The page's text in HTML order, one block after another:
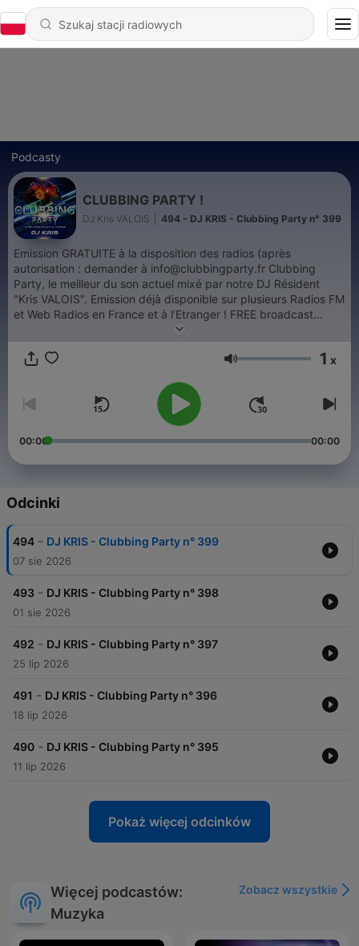
Podcasty
CLUBBING PARTY !
DJ Kris VALOIS 494 - DJ KRIS - Clubbing Party n° 399
Emission GRATUITE à la disposition des radios (après
autorisation : demander à info@clubbingparty.fr Clubbing
Party, le meilleur du son actuel mixé par notre DJ Résident
"Kris VALOIS". Emission déjà disponible sur plusieurs Radios FM
et Web Radios en France et à l’Etranger ! FREE broadcast
available to radio stations (Authorization required: request at
contemporary music, mixed by our Resident DJ "Kris VALOIS".
radio stations in France and abroad!
Głośność 1 x
00:00 00:00
Odcinki
494 - DJ KRIS - Clubbing Party n° 399
07 sie 2026
493 - DJ KRIS - Clubbing Party n° 398
01 sie 2026
492 - DJ KRIS - Clubbing Party n° 397
25 lip 2026
491 - DJ KRIS - Clubbing Party n° 396
18 lip 2026
490 - DJ KRIS - Clubbing Party n° 395
11 lip 2026
Pokaż więcej odcinków
Więcej podcastów:
Muzyka
Zobacz wszystkie